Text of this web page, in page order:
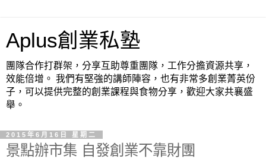
Aplus創業私塾
團隊合作打群架，分享互助尊重團隊，工作分擔資源共享，
效能倍增。 我們有堅強的講師陣容，也有非常多創業菁英份
子，可以提供完整的創業課程與食物分享，歡迎大家共襄盛
舉。
2015年6月16日 星期二
景點辦市集 自發創業不靠財團